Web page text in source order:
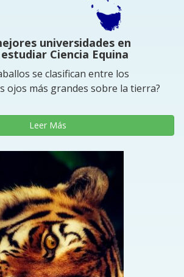
universidades en
Ciencia Equina
se clasifican entre los
ojos más grandes sobre la tierra?
Leer Más